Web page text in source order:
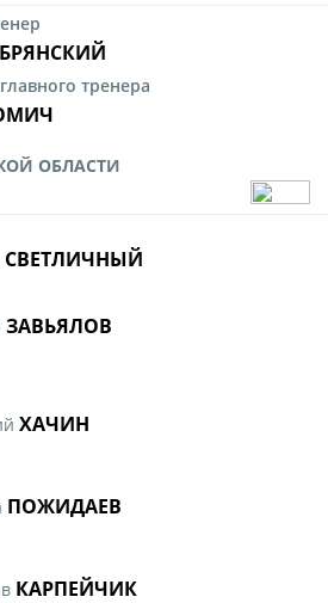
тренера
ОБЛАСТИ
СВЕТЛИЧНЫЙ
ЗАВЬЯЛОВ
ХАЧИН
ПОЖИДАЕВ
КАРПЕЙЧИК